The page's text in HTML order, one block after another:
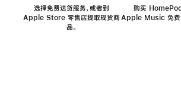
选择免费送货服务，或者到
Apple Store 零售店提取现货商
品。
购买
Apple Music 免费